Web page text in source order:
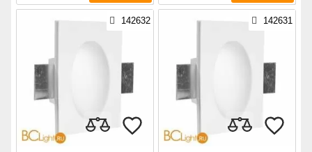
142632 142631